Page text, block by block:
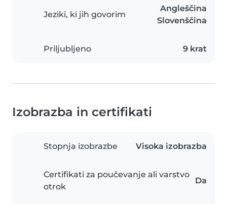
Jeziki, ki jih govorim
Angleščina
Slovenščina
Priljubljeno 9 krat
Izobrazba in certifikati
Stopnja izobrazbe Visoka izobrazba
Certifikati za poučevanje ali varstvo
otrok
Da